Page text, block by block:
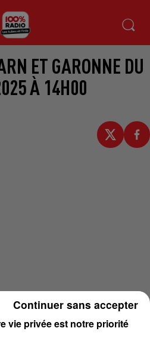
ET GARONNE DU
À 14H00
vie privée est notre priorité
Continuer sans accepter